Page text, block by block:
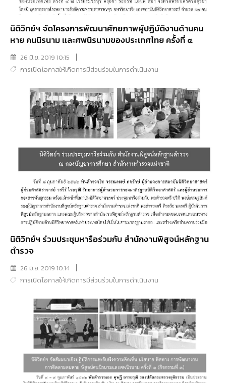
นิติวิทย์ฯ จัดโครงการพัฒนาศักยภาพผู้ปฏิบัติงานด้านคน
หาย คนนิรนาม เเละศพนิรนามของประเทศไทย ครั้งที่ ๔
26 มิ.ย. 2019 10:15
การเปิดโอกาสให้เกิดการมีส่วนร่วมในการดำเนินงาน
นิติวิทย์ฯ ร่วมประชุมหารือร่วมกับ สำนักงานพิสูจน์หลักฐาน
ตำรวจ
26 มิ.ย. 2019 10:14
การเปิดโอกาสให้เกิดการมีส่วนร่วมในการดำเนินงาน